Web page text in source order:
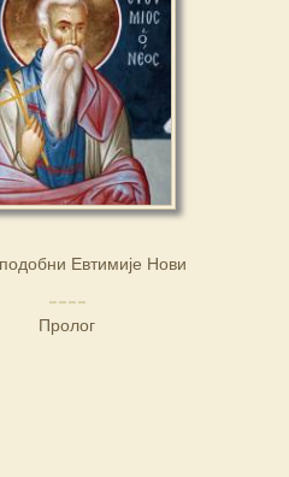
Евтимије Нови
Пролог